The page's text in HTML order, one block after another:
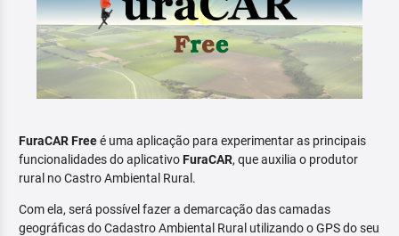
FuraCAR Freeé uma aplicação para experimentar as principais
funcionalidades do aplicativoFuraCAR, que auxilia o produtor
rural no Castro Ambiental Rural.
Com ela, será possível fazer a demarcação das camadas
geográficas do Cadastro Ambiental Rural utilizando o GPS do seu